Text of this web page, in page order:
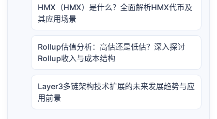
HMX（HMX）是什么？全面解析HMX代币及
其应用场景
Rollup估值分析：高估还是低估？深入探讨
Rollup收入与成本结构
Layer3多链架构技术扩展的未来发展趋势与应
用前景